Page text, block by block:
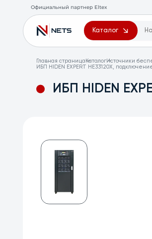
Официальный партнер Eltex
Каталог
Главная страницаКаталогИсточники
ИБП HIDEN EXPERT HE33120X,
ИБП HIDEN